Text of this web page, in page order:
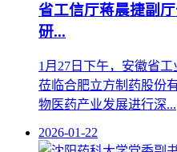
省工信厅蒋晨捷副
研...
1月27日下午，安徽省
莅临合肥立方制药股份
物医药产业发展进行深...
2026-01-22